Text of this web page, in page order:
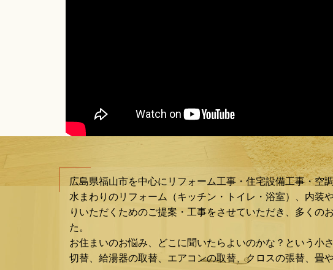
広島県福山市を中心にリフォーム工事・住宅設備工事・空
水まわりのリフォーム（キッチン・トイレ・浴室）、内装
りいただくためのご提案・工事をさせていただき、多く
た。
お住まいのお悩み、どこに聞いたらよいのかな？という
切替、給湯器の取替、エアコンの取替、クロスの張替、畳